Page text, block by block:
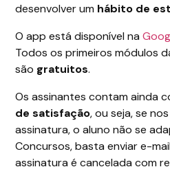
desenvolver um hábito de
O app está disponível na
Todos os primeiros módulos
são gratuitos.
Os assinantes contam ainda
de satisfação, ou seja, se
assinatura, o aluno não se
Concursos, basta enviar e-
assinatura é cancelada com